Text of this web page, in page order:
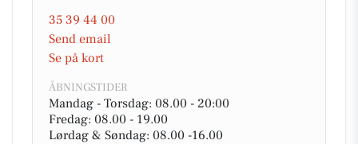
35 39 44 00
Send email
Se på kort
ÅBNINGSTIDER
Mandag - Torsdag: 08.00 - 20:00
Fredag: 08.00 - 19.00
Lørdag & Søndag: 08.00 -16.00